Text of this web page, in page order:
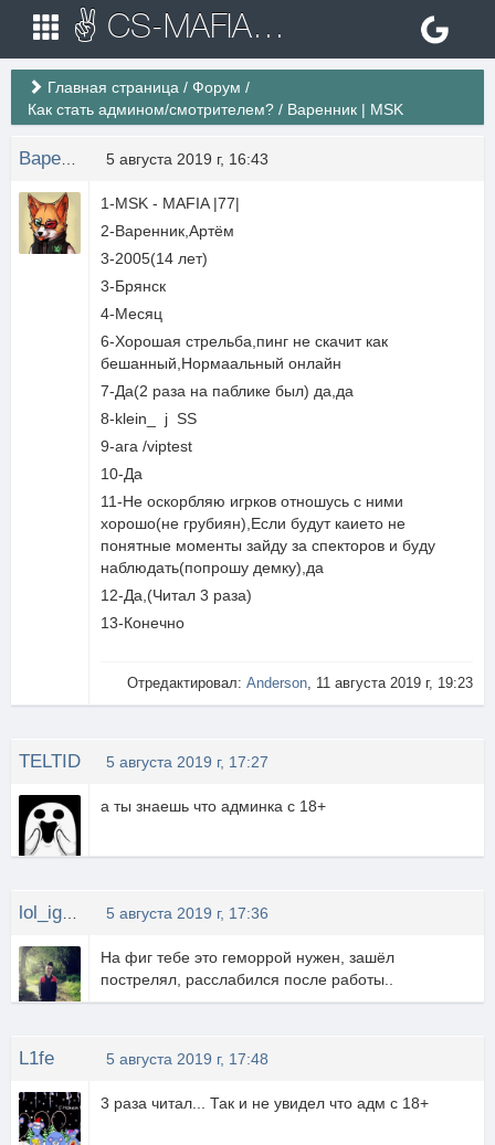
✌ CS-MAFIA.RU ✌ Игровые сервера Counter Strike 1.6
Главная страница / Форум /
Как стать админом/смотрителем? / Варенник | MSK
5 августа 2019 г, 16:43
1-MSK - MAFIA |77|
2-Варенник,Артём
3-2005(14 лет)
3-Брянск
4-Месяц
6-Хорошая стрельба,пинг не скачит как
бешанный,Нормаальный онлайн
7-Да(2 раза на паблике был) да,да
8-klein_ j SS
9-ага /viptest
10-Да
11-Не оскорбляю игрков отношусь с ними
хорошо(не грубиян),Если будут каието не
понятные моменты зайду за спекторов и буду
наблюдать(попрошу демку),да
12-Да,(Читал 3 раза)
13-Конечно
Отредактировал: Anderson, 11 августа 2019 г, 19:23
TELTID 5 августа 2019 г, 17:27
а ты знаешь что админка с 18+
5 августа 2019 г, 17:36
На фиг тебе это геморрой нужен, зашёл
пострелял, расслабился после работы..
L1fe 5 августа 2019 г, 17:48
3 раза читал... Так и не увидел что адм с 18+